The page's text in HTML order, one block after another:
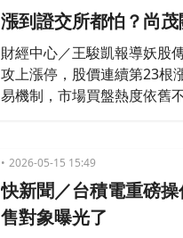
漲到證交所都怕？尚
財經中心／王駿凱報導妖股
攻上漲停，股價連續第23根
易機制，市場買盤熱度依舊
2026-05-15 15:49
快新聞／台積電重磅
售對象曝光了